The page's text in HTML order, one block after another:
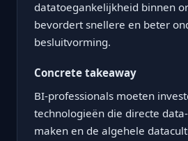
datatoegankelijkheid binnen
bevordert snellere en beter
besluitvorming.
Concrete takeaway
BI-professionals moeten
technologieën die directe
maken en de algehele